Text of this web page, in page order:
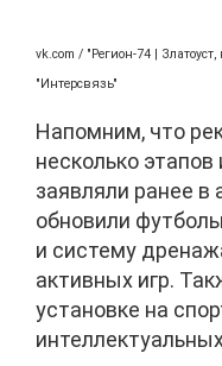
vk.com / "Регион-74 |
"Интерсвязь"
Напомним, что
несколько
заявляли ранее в
обновили
и систему
активных игр.
установке на